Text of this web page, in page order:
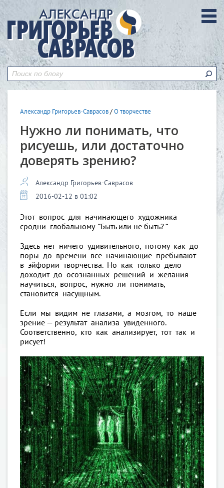
Александр Григорьев-Саврасов/О творчестве
Нужно ли понимать, что
рисуешь, или достаточно
доверять зрению?
Александр Григорьев-Саврасов
2016-02-12 в 01:02
Этот вопрос для начинающего художника
сродни глобальному “Быть или не быть? “
Здесь нет ничего удивительного, потому как до
поры до времени все начинающие пребывают
в эйфории творчества. Но как только дело
доходит до осознанных решений и желания
научиться, вопрос, нужно ли понимать,
становится насущным.
Если мы видим не глазами, а мозгом, то наше
зрение — результат анализа увиденного.
Соответственно, кто как анализирует, тот так и
рисует!